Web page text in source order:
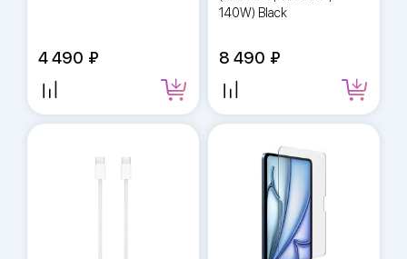
4 490
140W) Black
8 490